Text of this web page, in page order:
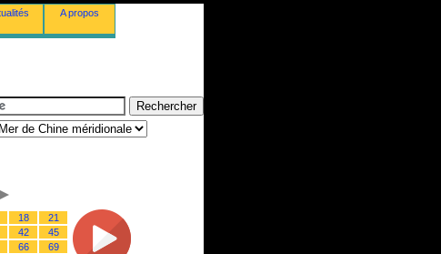
A propos
18
21
42
45
66
69